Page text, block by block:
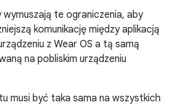
wymuszają te ograniczenia, aby
komunikację między aplikacją
z Wear OS a tą samą
na pobliskim urządzeniu
musi być taka sama na wszystkich